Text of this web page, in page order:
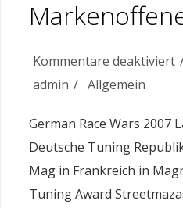
Kommentare deaktiviert
admin
Allgemein
German Race Wars 2007
Deutsche Tuning
Mag in Frankreich in
Tuning Award